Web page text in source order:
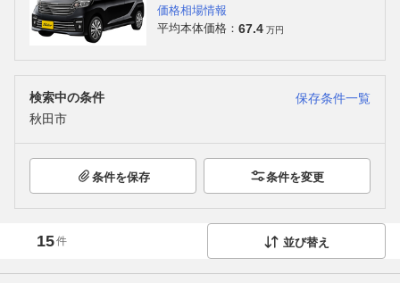
価格相場情報
平均本体価格： 67.4 万円
検索中の条件
保存条件一覧
秋田市
条件を保存 条件を変更
15件 並び替え